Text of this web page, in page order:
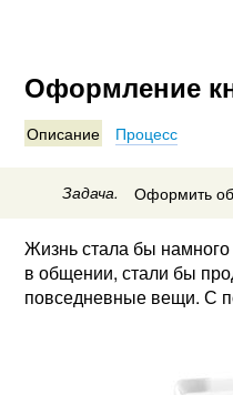
Оформление
Описание Процесс
Задача. Оформить
Жизнь стала бы
в общении, стали бы
повседневные вещи. С